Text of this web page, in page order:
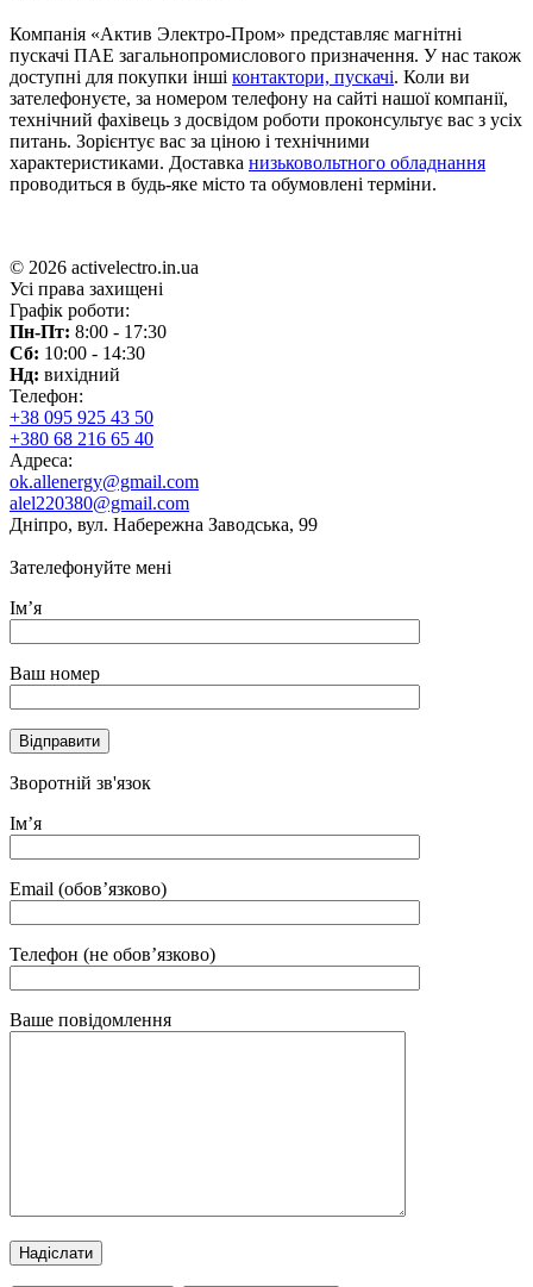
Компанія «Актив Электро-Пром» представляє магнітні
пускачі ПАЕ загальнопромислового призначення. У нас також
доступні для покупки інші контактори, пускачі. Коли ви
зателефонуєте, за номером телефону на сайті нашої компанії,
технічний фахівець з досвідом роботи проконсультує вас з усіх
питань. Зорієнтує вас за ціною і технічними
характеристиками. Доставка низьковольтного обладнання
проводиться в будь-яке місто та обумовлені терміни.
© 2026 activelectro.in.ua
Усі права захищені
Графік роботи:
Пн-Пт: 8:00 - 17:30
Сб: 10:00 - 14:30
Нд: вихідний
Телефон:
+38 095 925 43 50
+380 68 216 65 40
Адреса:
ok.allenergy@gmail.com
alel220380@gmail.com
Дніпро, вул. Набережна Заводська, 99
Зателефонуйте мені
Ім’я
Ваш номер
Зворотній зв'язок
Ім’я
Email (обов’язково)
Телефон (не обов’язково)
Ваше повідомлення